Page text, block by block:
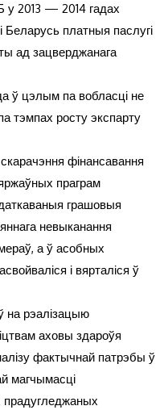
у 2013 — 2014 гадах
Беларусь платныя паслугі
ад зацверджанага
ў цэлым па вобласці не
тэмпах росту экспарту
фінансавання
праграм
грашовыя
невыканання
а ў асобных
і вярталіся ў
на рэалізацыю
аховы здароўя
фактычнай патрэбы ў
магчымасці
прадугледжаных